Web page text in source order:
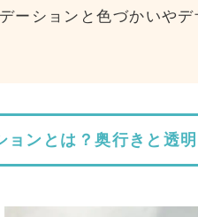
ーションと色づかいや
ョンとは？奥行きと透